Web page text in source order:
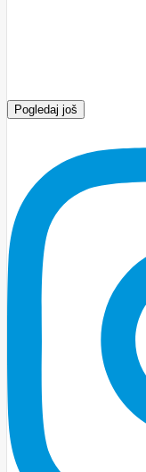
Pogledaj još